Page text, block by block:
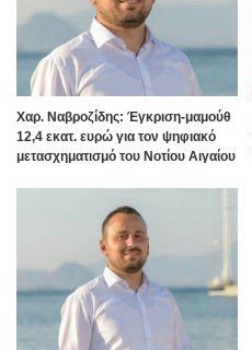
Χαρ. Ναβροζίδης: Έγκριση-μαμούθ
12,4 εκατ. ευρώ για τον ψηφιακό
μετασχηματισμό του Νοτίου Αιγαίου